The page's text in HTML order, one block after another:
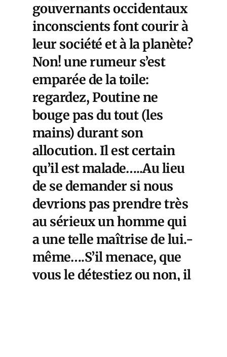
gouvernants occidentaux
inconscients font courir à
leur société et à la planète?
Non! une rumeur s’est
emparée de la toile:
regardez, Poutine ne
bouge pas du tout (les
mains) durant son
allocution. Il est certain
qu’il est malade…..Au lieu
de se demander si nous
devrions pas prendre très
au sérieux un homme qui
a une telle maîtrise de lui.-
même….S’il menace, que
vous le détestiez ou non, il